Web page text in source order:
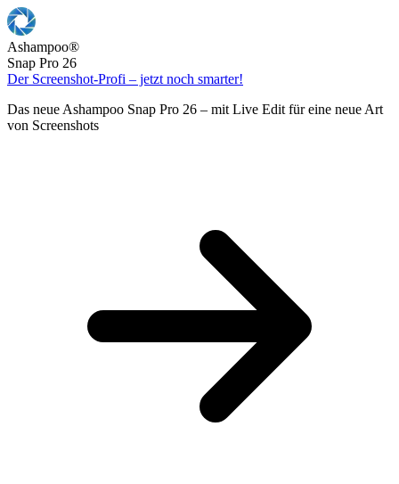
Ashampoo®
Snap Pro 26
Der Screenshot-Profi – jetzt noch smarter!
Das neue Ashampoo Snap Pro 26 – mit Live Edit für eine neue Art
von Screenshots